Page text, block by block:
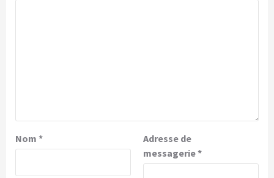
Nom *
Adresse de
messagerie*